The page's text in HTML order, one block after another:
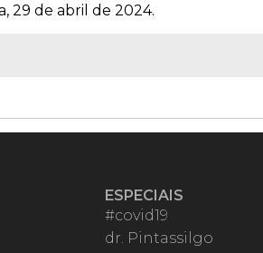
29 de abril de 2024.
ESPECIAIS
#covid19
dr. Pintassilgo